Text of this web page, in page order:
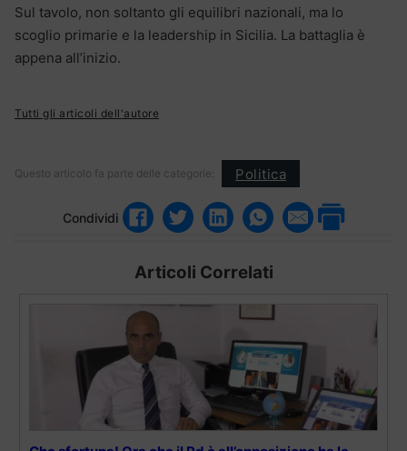
Sul tavolo, non soltanto gli equilibri nazionali, ma lo
scoglio primarie e la leadership in Sicilia. La battaglia è
appena all’inizio.
Tutti gli articoli dell'autore
Questo articolo fa parte delle categorie: Politica
Condividi
Articoli Correlati